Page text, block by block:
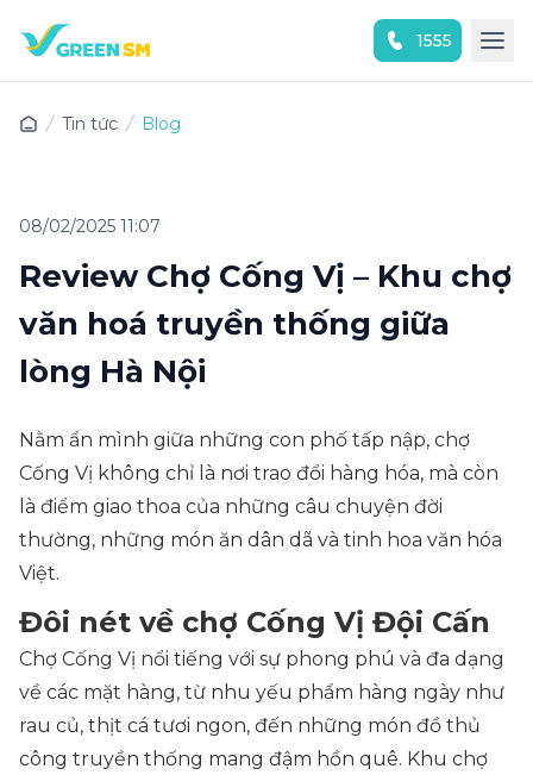
1555
Tin tức Blog
08/02/2025 11:07
Review Chợ Cống Vị – Khu chợ
văn hoá truyền thống giữa
lòng Hà Nội
Nằm ẩn mình giữa những con phố tấp nập, chợ
Cống Vị không chỉ là nơi trao đổi hàng hóa, mà còn
là điểm giao thoa của những câu chuyện đời
thường, những món ăn dân dã và tinh hoa văn hóa
Việt.
Đôi nét về chợ Cống Vị Đội Cấn
Chợ Cống Vị nổi tiếng với sự phong phú và đa dạng
về các mặt hàng, từ nhu yếu phẩm hàng ngày như
rau củ, thịt cá tươi ngon, đến những món đồ thủ
công truyền thống mang đậm hồn quê. Khu chợ